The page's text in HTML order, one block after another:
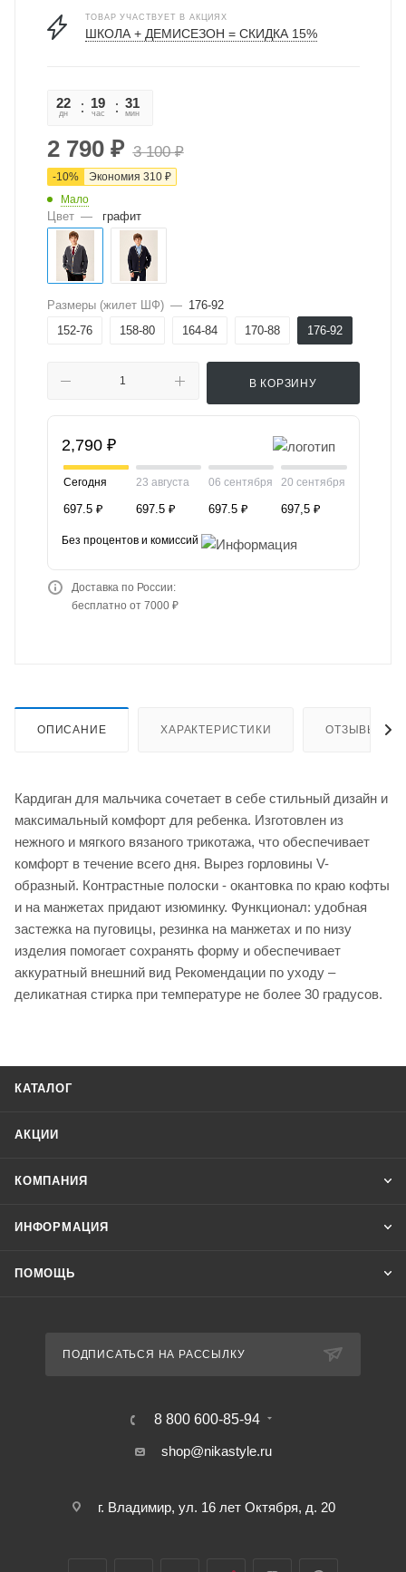
ТОВАР УЧАСТВУЕТ В АКЦИЯХ
ШКОЛА + ДЕМИСЕЗОН = СКИДКА 15%
22
дн
19
час
31
мин
2 790₽ 3 100₽
-10% Экономия 310₽
Мало
Цвет — графит
Размеры (жилет ШФ) — 176-92
152-76
158-80 164-84 170-88 176-92
В КОРЗИНУ
2,790 ₽
Сегодня
697.5 ₽
23 августа
697.5 ₽
06 сентября
697.5 ₽
20 сентября
697,5 ₽
Без процентов и комиссий
Доставка по России:
бесплатно от 7000 ₽
ОПИСАНИЕ ХАРАКТЕРИСТИКИ ОТЗЫВЫ
Кардиган для мальчика сочетает в себе стильный дизайн и
максимальный комфорт для ребенка. Изготовлен из
нежного и мягкого вязаного трикотажа, что обеспечивает
комфорт в течение всего дня. Вырез горловины V-
образный. Контрастные полоски - окантовка по краю кофты
и на манжетах придают изюминку. Функционал: удобная
застежка на пуговицы, резинка на манжетах и по низу
изделия помогает сохранять форму и обеспечивает
аккуратный внешний вид Рекомендации по уходу –
деликатная стирка при температуре не более 30 градусов.
КАТАЛОГ
АКЦИИ
КОМПАНИЯ
ИНФОРМАЦИЯ
ПОМОЩЬ
ПОДПИСАТЬСЯ НА РАССЫЛКУ
8 800 600-85-94
shop@nikastyle.ru
г. Владимир, ул. 16 лет Октября, д. 20